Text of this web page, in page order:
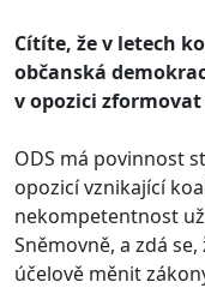
Cítíte, že v letech
občanská
v opozici
ODS má povinnost
opozicí vznikající
nekompetentnost
Sněmovně, a zdá
účelově měnit